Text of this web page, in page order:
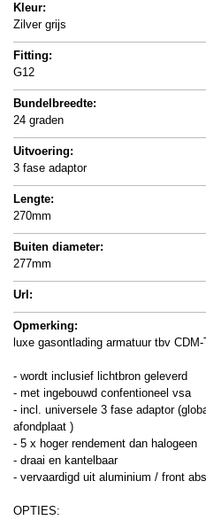
Kleur:
Zilver grijs
Fitting:
G12
Bundelbreedte:
24 graden
Uitvoering:
3 fase adaptor
Lengte:
270mm
Buiten diameter:
277mm
Url:
Opmerking:
luxe gasontlading armatuur tbv
- wordt inclusief lichtbron geleverd
- met ingebouwd confentioneel vsa
- incl. universele 3 fase adaptor
afondplaat )
- 5 x hoger rendement dan halogeen
- draai en kantelbaar
- vervaardigd uit aluminium / front
OPTIES: